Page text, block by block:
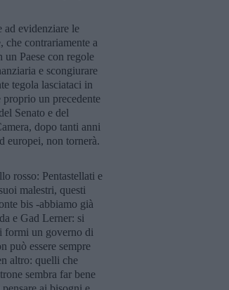
ad evidenziare le
che contrariamente a
Paese con regole
e scongiurare
tegola lasciataci in
proprio un precedente
Senato e del
dopo tanti anni
europei, non tornerà.
rosso: Pentastellati e
malestri, questi
bis -abbiamo già
e Gad Lerner: si
formi un governo di
può essere sempre
altro: quelli che
sembra far bene